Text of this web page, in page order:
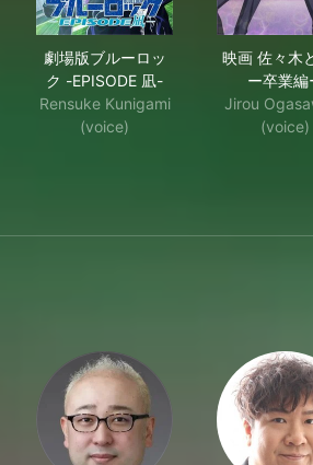
劇場版ブルーロッ
ク -EPISODE 凪-
Rensuke Kunigami
(voice)
映画 佐々木
ー卒業編
Jirou
(voice)